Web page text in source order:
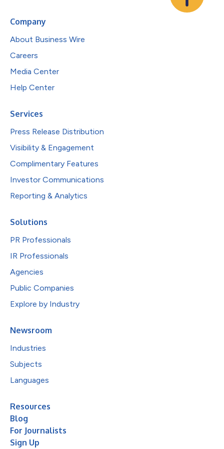
Company
About Business Wire
Careers
Media Center
Help Center
Services
Press Release Distribution
Visibility & Engagement
Complimentary Features
Investor Communications
Reporting & Analytics
Solutions
PR Professionals
IR Professionals
Agencies
Public Companies
Explore by Industry
Newsroom
Industries
Subjects
Languages
Resources
Blog
For Journalists
Sign Up